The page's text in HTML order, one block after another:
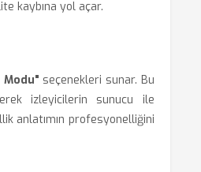
kaybına yol açar.
Modu" seçenekleri sunar. Bu
izleyicilerin sunucu ile
anlatımın profesyonelliğini